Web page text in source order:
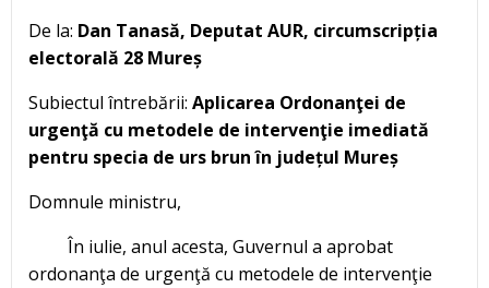
De la: Dan Tanasă, Deputat AUR, circumscripția
electorală 28 Mureș
Subiectul întrebării: Aplicarea Ordonanţei de
urgenţă cu metodele de intervenţie imediată
pentru specia de urs brun în județul Mureș
Domnule ministru,
În iulie, anul acesta, Guvernul a aprobat
ordonanţa de urgenţă cu metodele de intervenţie